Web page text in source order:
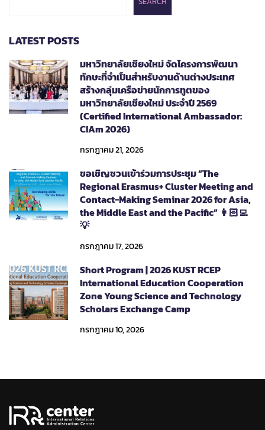
LATEST POSTS
มหาวิทยาลัยเชียงใหม่ จัดโครงการพัฒนา
ทักษะที่จำเป็นสำหรับงานด้านต่างประเทศ
สร้างกลุ่มเครือข่ายนักการทูตของ
มหาวิทยาลัยเชียงใหม่ ประจำปี 2569
(Certified International Ambassador:
CIAm 2026)
กรกฎาคม 21, 2026
ขอเชิญชวนเข้าร่วมการประชุม “The
Regional Erasmus+ Cluster Meeting and
Contact-Making Seminar 2026 for Asia,
the Middle East and the Pacific” 👩🏻‍💻
💡
กรกฎาคม 17, 2026
Short Program | 2026 KUST RCEP
International Education Cooperation
Zone Young Science and Technology
Scholars Exchange Camp
กรกฎาคม 10, 2026